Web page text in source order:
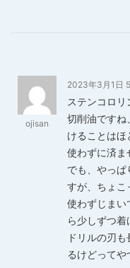
ojisan
2023年3月1日
ステンコロ
切削油ですね
けることは
使わずに済ま
でも、やっぱ
すが、ちょこ
使わずじまい
ら少しずつ
ドリルの刃
るけどってや